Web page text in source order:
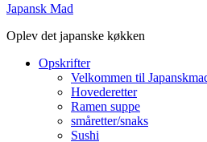
Japansk Mad
Oplev det japanske køkken
Opskrifter
Velkommen til
Hovederetter
Ramen suppe
småretter/snaks
Sushi